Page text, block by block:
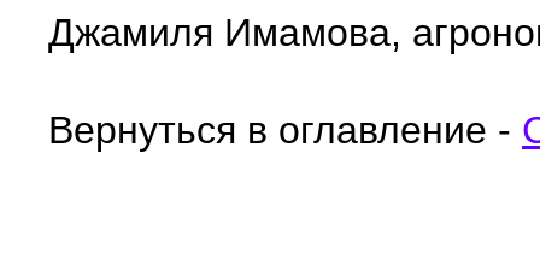
Джамиля Имамова,
Вернуться в оглавление -